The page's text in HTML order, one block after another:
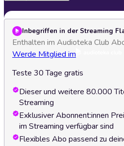
Inbegriffen in der Streaming
Enthalten im Audioteka Club
Werde Mitglied im
Teste 30 Tage gratis
Dieser und weitere 80.000
Streaming
Exklusiver Abonnent:innen
im Streaming verfügbar sind
Flexibles Abo passend zu